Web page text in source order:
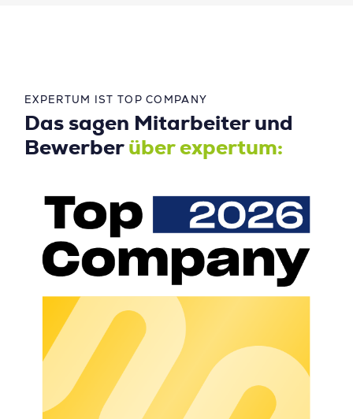
EXPERTUM IST TOP COMPANY
Das sagen Mitarbeiter und
Bewerber über expertum: